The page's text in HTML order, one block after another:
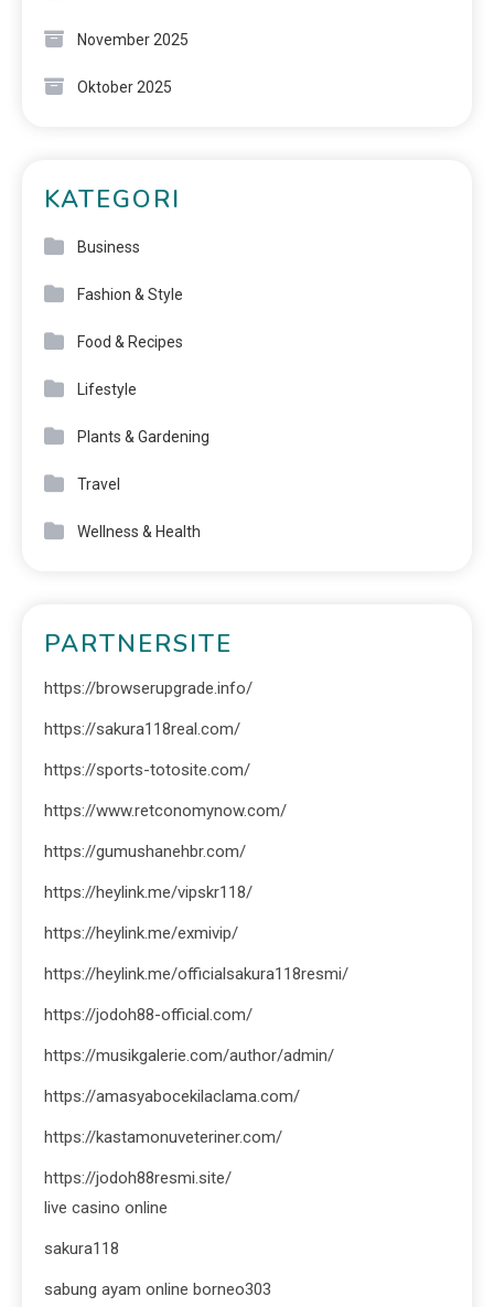
November 2025
Oktober 2025
KATEGORI
Business
Fashion & Style
Food & Recipes
Lifestyle
Plants & Gardening
Travel
Wellness & Health
PARTNERSITE
https://browserupgrade.info/
https://sakura118real.com/
https://sports-totosite.com/
https://www.retconomynow.com/
https://gumushanehbr.com/
https://heylink.me/vipskr118/
https://heylink.me/exmivip/
https://heylink.me/officialsakura118resmi/
https://jodoh88-official.com/
https://musikgalerie.com/author/admin/
https://amasyabocekilaclama.com/
https://kastamonuveteriner.com/
https://jodoh88resmi.site/
live casino online
sakura118
sabung ayam online borneo303